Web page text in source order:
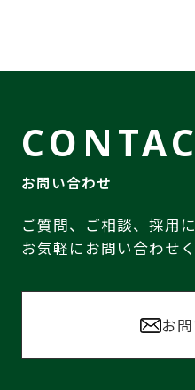
お問い合わせ
ご質問、ご相談、採用
お気軽にお問い合わせく
お